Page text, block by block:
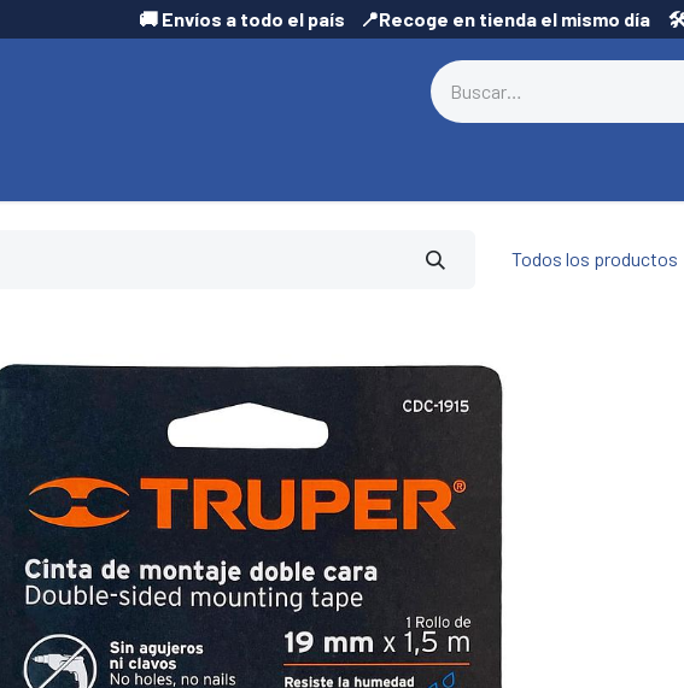
🚚 Envíos a todo el país 📍Recoge en tienda el mismo día
Todos los productos